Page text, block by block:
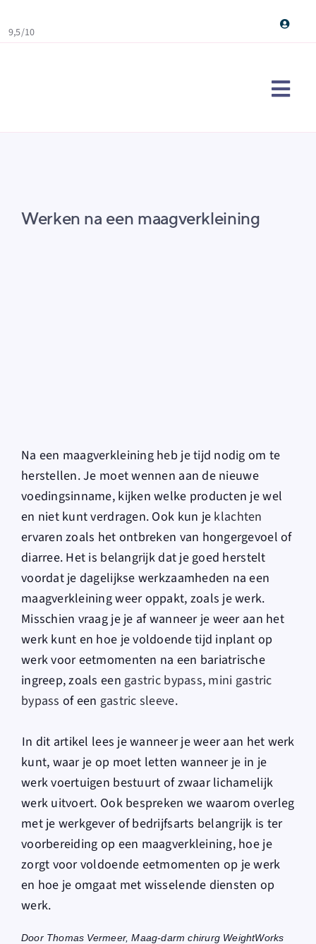
to9,5/10
Werken na een maagverkleining
Na een maagverkleining heb je tijd nodig om te
herstellen. Je moet wennen aan de nieuwe
voedingsinname, kijken welke producten je wel
en niet kunt verdragen. Ook kun je klachten
ervaren zoals het ontbreken van hongergevoel of
diarree. Het is belangrijk dat je goed herstelt
voordat je dagelijkse werkzaamheden na een
maagverkleining weer oppakt, zoals je werk.
Misschien vraag je je af wanneer je weer aan het
werk kunt en hoe je voldoende tijd inplant op
werk voor eetmomenten na een bariatrische
ingreep, zoals een gastric bypass, mini gastric
bypass of een gastric sleeve.
In dit artikel lees je wanneer je weer aan het werk
kunt, waar je op moet letten wanneer je in je
werk voertuigen bestuurt of zwaar lichamelijk
werk uitvoert. Ook bespreken we waarom overleg
met je werkgever of bedrijfsarts belangrijk is ter
voorbereiding op een maagverkleining, hoe je
zorgt voor voldoende eetmomenten op je werk
en hoe je omgaat met wisselende diensten op
werk.
Door Thomas Vermeer, Maag-darm chirurg WeightWorks